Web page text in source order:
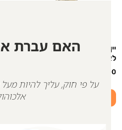
יין אדום, רוארו נביולו | איטליה |
לא כשר
177.00
האם עברת את